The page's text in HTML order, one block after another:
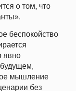
о том, что
беспокойство
явно
будущем,
мышление
без